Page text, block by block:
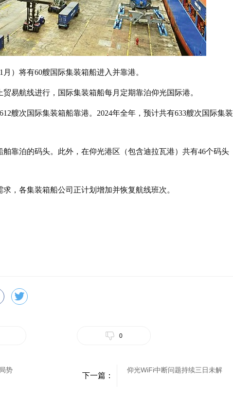
）将有60艘国际集装箱船进入并靠港。
易航线进行，国际集装箱船每月定期靠泊仰光国际港。
艘次国际集装箱船靠港。2024年全年，预计共有633艘次国际集装
靠泊的码头。此外，在仰光港区（包含迪拉瓦港）共有46个码头
，各集装箱船公司正计划增加并恢复航线班次。
0
势
下一篇：
仰光WiFi中断问题持续三日未解